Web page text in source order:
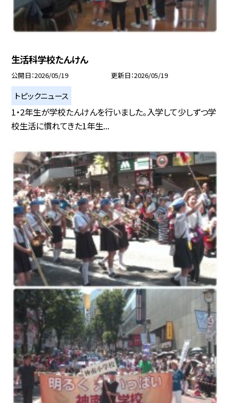
生活科学校たんけん
公開日 2026/05/19 更新日 2026/05/19
トピックニュース
1・2年生が学校たんけんを行いました。入学して少しずつ学
校生活に慣れてきた1年生...